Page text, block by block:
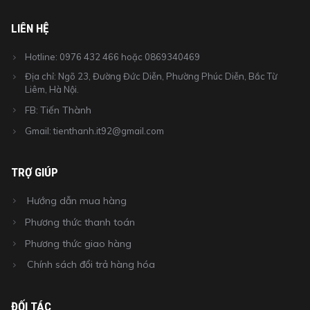
LIÊN HỆ
Hotline: 0976 432 466 hoặc 0869340469
Địa chỉ: Ngõ 23, Đường Đức Diễn, Phường Phúc Diễn, Bắc Từ
Liêm, Hà Nội.
FB: Tiến Thành
Gmail: tienthanh.it92@gmail.com
TRỢ GIÚP
Hướng dẫn mua hàng
Phương thức thanh toán
Phương thức giao hàng
Chính sách đổi trả hàng hóa
ĐỐI TÁC